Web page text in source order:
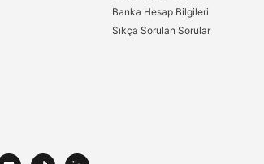
Banka Hesap Bilgileri
Sıkça Sorulan Sorular